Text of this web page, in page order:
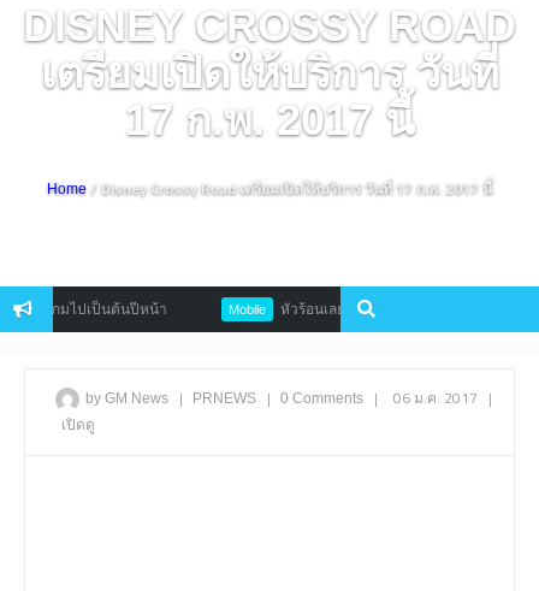
DISNEY CROSSY ROAD
เตรียมเปิดให้บริการ วันที่
17 ก.พ. 2017 นี้
Home / Disney Crossy Road เตรียมเปิดให้บริการ วันที่ 17 ก.พ. 2017 นี้
ายเกมไปเป็นต้นปีหน้า Mobile หัวร้อนเลย Mayhem Combat เกมนักเลงข้าง
by GM News | PRNEWS | 0 Comments | 06 ม.ค. 2017 |
เปิดดู